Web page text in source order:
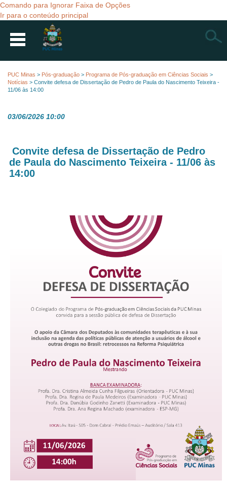
Comando para Ignorar Faixa de Opções
Ir para o conteúdo principal
PUC Minas > Pós-graduação > Programa de Pós-graduação em Ciências Sociais >
Notícias > Convite defesa de Dissertação de Pedro de Paula do Nascimento Teixeira -
11/06 às 14:00
03/06/2026 10:00
Convite defesa de Dissertação de Pedro
de Paula do Nascimento Teixeira - 11/06 às
14:00